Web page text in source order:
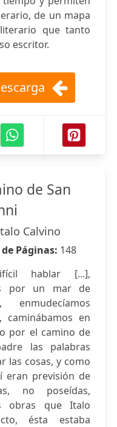
de un mapa
que tanto
escritor.
de San
Calvino
Páginas: 148
hablar [...],
por un mar de
enmudecíamos
caminábamos en
por el camino de
las palabras
las cosas, y como
eran previsión de
no poseídas,
obras que Italo
ésta estaba